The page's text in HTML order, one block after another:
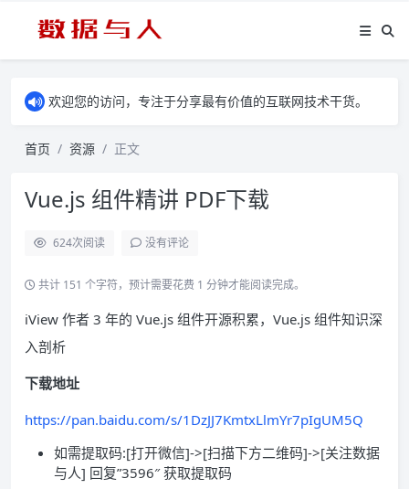
欢迎您的访问，专注于分享最有价值的互联网技术干货。
首页 资源 正文
Vue.js 组件精讲 PDF下载
624次阅读 没有评论
共计 151 个字符，预计需要花费 1 分钟才能阅读完成。
iView 作者 3 年的 Vue.js 组件开源积累，Vue.js 组件知识深
入剖析
下载地址
https://pan.baidu.com/s/1DzJJ7KmtxLlmYr7pIgUM5Q
如需提取码:[打开微信]->[扫描下方二维码]->[关注数据
与人] 回复”3596″ 获取提取码